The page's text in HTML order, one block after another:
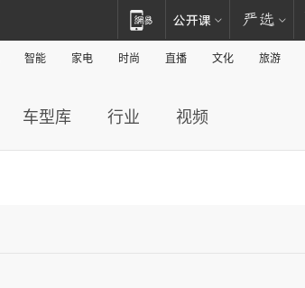
智能 家电 时尚 直播 文化 旅游
车型库 行业 视频